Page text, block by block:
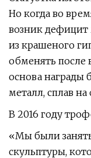
Но когда во
возник дефицит
из крашеного
обменять после
основа награды
металл, сплав на
В 2016 году
«Мы были
скульптуры,